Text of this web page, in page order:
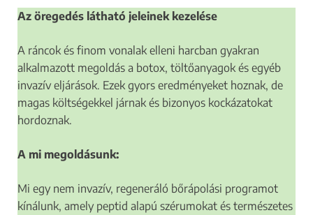
Az öregedés látható jeleinek kezelése
A ráncok és finom vonalak elleni harcban gyakran
alkalmazott megoldás a botox, töltőanyagok és egyéb
invazív eljárások. Ezek gyors eredményeket hoznak, de
magas költségekkel járnak és bizonyos kockázatokat
hordoznak.
A mi megoldásunk:
Mi egy nem invazív, regeneráló bőrápolási programot
kínálunk, amely peptid alapú szérumokat és természetes